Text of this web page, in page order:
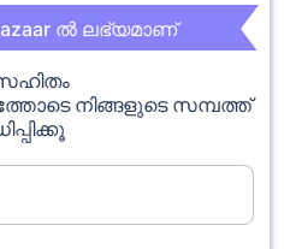
ൽ ലഭ്യമാണ്
നിങ്ങളുടെ സമ്പത്ത്